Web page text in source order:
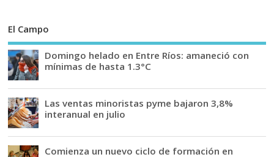
El Campo
Domingo helado en Entre Ríos: amaneció con
mínimas de hasta 1.3°C
Las ventas minoristas pyme bajaron 3,8%
interanual en julio
Comienza un nuevo ciclo de formación en